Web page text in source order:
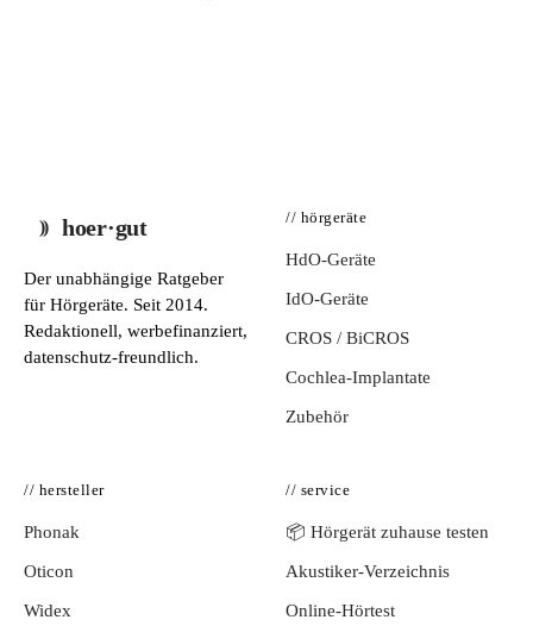
hoer·gut
Der unabhängige Ratgeber
für Hörgeräte. Seit 2014.
Redaktionell, werbefinanziert,
datenschutz-freundlich.
// hörgeräte
HdO-Geräte
IdO-Geräte
CROS / BiCROS
Cochlea-Implantate
Zubehör
// hersteller
Phonak
Oticon
Widex
// service
📦 Hörgerät zuhause testen
Akustiker-Verzeichnis
Online-Hörtest